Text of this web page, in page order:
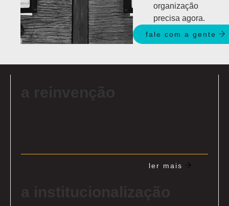
organização
precisa agora.
fale com a gente
ler mais